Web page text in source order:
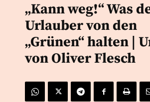
„Kann weg!“ Was
Urlauber von den
„Grünen“ halten |
von Oliver Flesch